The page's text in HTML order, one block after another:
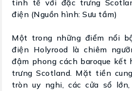
tinh tế với đặc trưng
điện (Nguồn hình: Sưu tầm)
Một trong những điểm nổi
điện Holyrood là chiêm
đậm phong cách baroque
trưng Scotland. Mặt tiền
tròn uy nghi, các cửa sổ